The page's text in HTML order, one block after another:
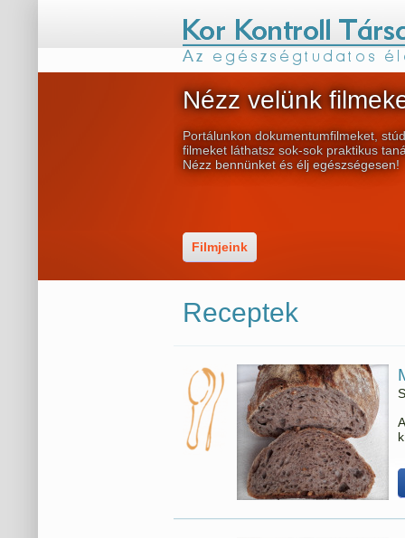
Nézz velünk
Portálunkon dokumentumfilmeket,
filmeket láthatsz sok-sok praktikus
Nézz bennünket és élj egészségesen!
Filmjeink
Receptek